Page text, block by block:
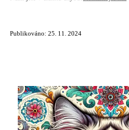
Publikováno: 25. 11. 2024